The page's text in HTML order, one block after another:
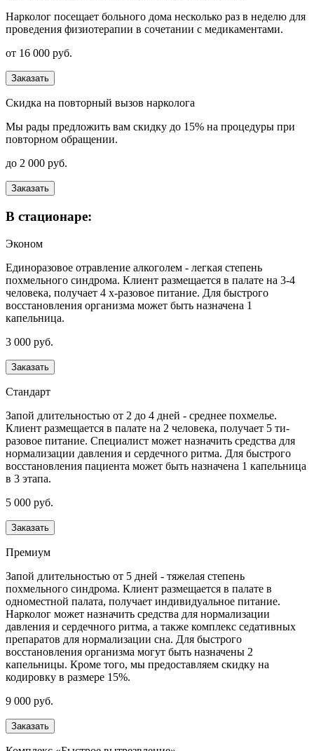
Нарколог посещает больного дома несколько раз в неделю для
проведения физиотерапии в сочетании с медикаментами.
от 16 000 руб.
Заказать
Скидка на повторный вызов нарколога
Мы рады предложить вам скидку до 15% на процедуры при
повторном обращении.
до 2 000 руб.
Заказать
В стационаре:
Эконом
Единоразовое отравление алкоголем - легкая степень
похмельного синдрома. Клиент размещается в палате на 3-4
человека, получает 4 х-разовое питание. Для быстрого
восстановления организма может быть назначена 1
капельница.
3 000 руб.
Заказать
Стандарт
Запой длительностью от 2 до 4 дней - среднее похмелье.
Клиент размещается в палате на 2 человека, получает 5 ти-
разовое питание. Специалист может назначить средства для
нормализации давления и сердечного ритма. Для быстрого
восстановления пациента может быть назначена 1 капельница
в 3 этапа.
5 000 руб.
Заказать
Премиум
Запой длительностью от 5 дней - тяжелая степень
похмельного синдрома. Клиент размещается в палате в
одноместной палата, получает индивидуальное питание.
Нарколог может назначить средства для нормализации
давления и сердечного ритма, а также комплекс седативных
препаратов для нормализации сна. Для быстрого
восстановления организма могут быть назначены 2
капельницы. Кроме того, мы предоставляем скидку на
кодировку в размере 15%.
9 000 руб.
Заказать